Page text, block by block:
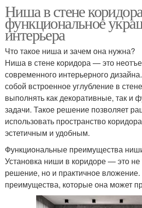
Ниша в стене
функциональное
интерьера
Что такое ниша и зачем она нужна?
Ниша в стене коридора — это
современного интерьерного
собой встроенное углубление в
выполнять как декоративные, так и
задачи. Такое решение позволяет
использовать пространство
эстетичным и удобным.
Функциональные преимущества
Установка ниши в коридоре — это не
решение, но и практичное
преимущества, которые она может